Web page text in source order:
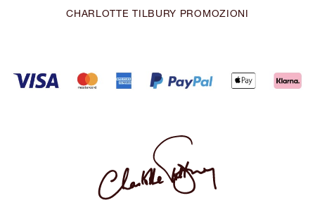
CHARLOTTE TILBURY PROMOZIONI